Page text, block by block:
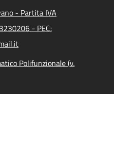
- Partita IVA
- PEC:
Polifunzionale (v.